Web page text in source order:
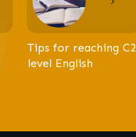
Tips for reaching C2
level English